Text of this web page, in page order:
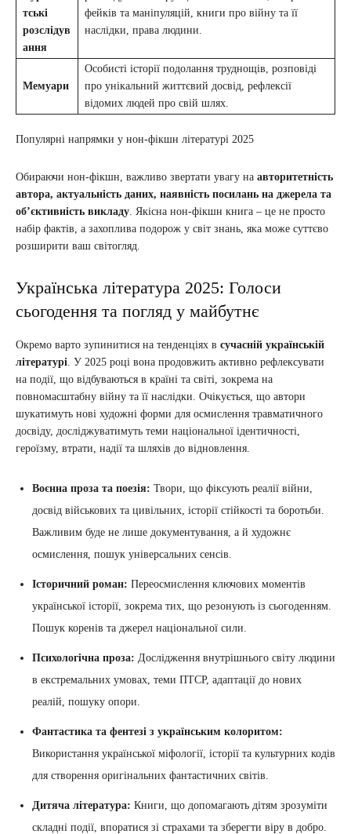
тські
розслідув
ання
фейків та маніпуляцій, книги про війну та її
наслідки, права людини.
Мемуари
Особисті історії подолання труднощів, розповіді
про унікальний життєвий досвід, рефлексії
відомих людей про свій шлях.
Популярні напрямки у нон-фікшн літературі 2025
Обираючи нон-фікшн, важливо звертати увагу на авторитетність
автора, актуальність даних, наявність посилань на джерела та
об’єктивність викладу . Якісна нон-фікшн книга – це не просто
набір фактів, а захоплива подорож у світ знань, яка може суттєво
розширити ваш світогляд.
Українська література 2025: Голоси
сьогодення та погляд у майбутнє
Окремо варто зупинитися на тенденціях в сучасній українській
літературі . У 2025 році вона продовжить активно рефлексувати
на події, що відбуваються в країні та світі, зокрема на
повномасштабну війну та її наслідки. Очікується, що автори
шукатимуть нові художні форми для осмислення травматичного
досвіду, досліджуватимуть теми національної ідентичності,
героїзму, втрати, надії та шляхів до відновлення.
Воєнна проза та поезія: Твори, що фіксують реалії війни,
досвід військових та цивільних, історії стійкості та боротьби.
Важливим буде не лише документування, а й художнє
осмислення, пошук універсальних сенсів.
Історичний роман: Переосмислення ключових моментів
української історії, зокрема тих, що резонують із сьогоденням.
Пошук коренів та джерел національної сили.
Психологічна проза: Дослідження внутрішнього світу людини
в екстремальних умовах, теми ПТСР, адаптації до нових
реалій, пошуку опори.
Фантастика та фентезі з українським колоритом:
Використання української міфології, історії та культурних кодів
для створення оригінальних фантастичних світів.
Дитяча література: Книги, що допомагають дітям зрозуміти
складні події, впоратися зі страхами та зберегти віру в добро.